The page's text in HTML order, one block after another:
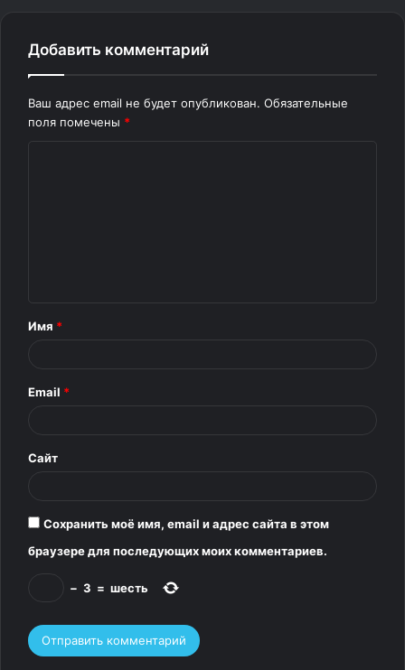
Добавить комментарий
Ваш адрес email не будет опубликован. Обязательные
поля помечены *
и
*
Имя *
Email *
Сайт
Сохранить моё имя, email и адрес сайта в этом
браузере для последующих моих комментариев.
− 3 = шесть